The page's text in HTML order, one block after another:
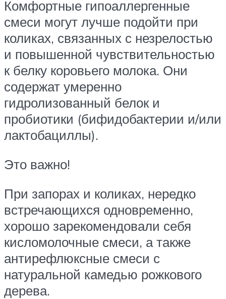
Комфортные гипоаллергенные
смеси могут лучше подойти при
коликах, связанных с незрелостью
и повышенной чувствительностью
к белку коровьего молока. Они
содержат умеренно
гидролизованный белок и
пробиотики (бифидобактерии и/или
лактобациллы).
Это важно!
При запорах и коликах, нередко
встречающихся одновременно,
хорошо зарекомендовали себя
кисломолочные смеси, а также
антирефлюксные смеси с
натуральной камедью рожкового
дерева.